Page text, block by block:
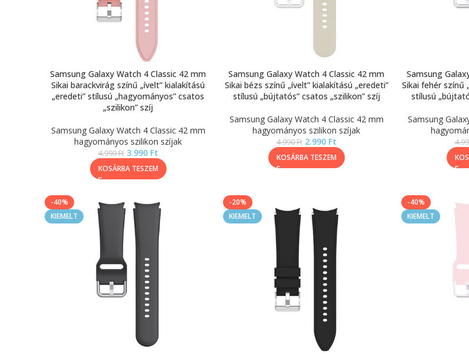
Samsung Galaxy Watch 4 Classic 42 mm
Sikai barackvirág színű „ívelt” kialakítású
„eredeti” stílusú „hagyományos” csatos
„szilikon” szíj
Samsung Galaxy Watch 4 Classic 42 mm
hagyományos szilikon szíjak
4.990Ft 3.990 Ft
KOSÁRBA TESZEM
Samsung Galaxy Watch 4 Classic 42 mm
Sikai bézs színű „ívelt” kialakítású „eredeti”
stílusú „bújtatós” csatos „szilikon” szíj
Samsung Galaxy Watch 4 Classic 42 mm
hagyományos szilikon szíjak
4.990Ft 2.990 Ft
KOSÁRBA TESZEM
Samsung
Sikai fehér színű
stílusú
Samsung
-40%
KIEMELT
-20%
KIEMELT
-40%
KIEMELT